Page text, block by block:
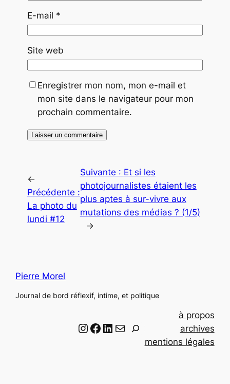
E-mail *
Site web
Enregistrer mon nom, mon e-mail et
mon site dans le navigateur pour mon
prochain commentaire.
←
Précédente :
La photo du
lundi #12
Suivante : Et si les
photojournalistes étaient les
plus aptes à sur-vivre aux
mutations des médias ? (1/5)
→
Pierre Morel
Journal de bord réflexif, intime, et politique
Instagram Facebook LinkedIn Email
à propos
archives
mentions légales